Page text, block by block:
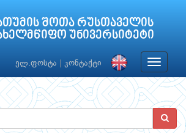
შოთა რუსთაველის
უნივერსიტეტი
ელ.ფოსტა კონტაქტი
Toggle